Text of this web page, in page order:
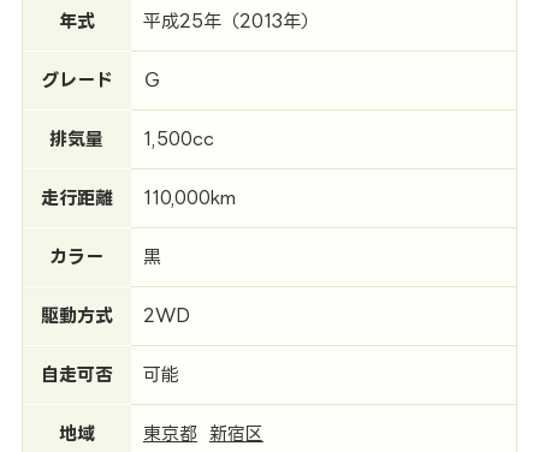
年式 平成25年（2013年）
グレード Ｇ
排気量 1,500cc
走行距離 110,000km
カラー 黒
駆動方式 2WD
自走可否 可能
地域 東京都 新宿区